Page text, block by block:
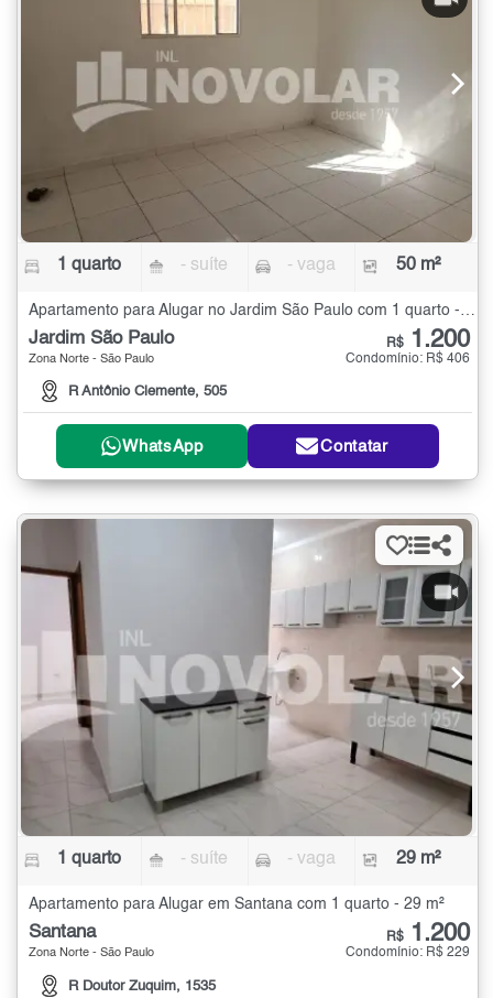
1 quarto - suíte - vaga 50 m²
Apartamento para Alugar no Jardim São Paulo com 1 quarto - 50 m²
Jardim São Paulo
Zona Norte - São Paulo
R Antônio Clemente, 505
R$ 1.200
Condomínio: R$ 406
WhatsApp Contatar
1 quarto - suíte - vaga 29 m²
Apartamento para Alugar em Santana com 1 quarto - 29 m²
Santana
Zona Norte - São Paulo
R Doutor Zuquim, 1535
R$ 1.200
Condomínio: R$ 229